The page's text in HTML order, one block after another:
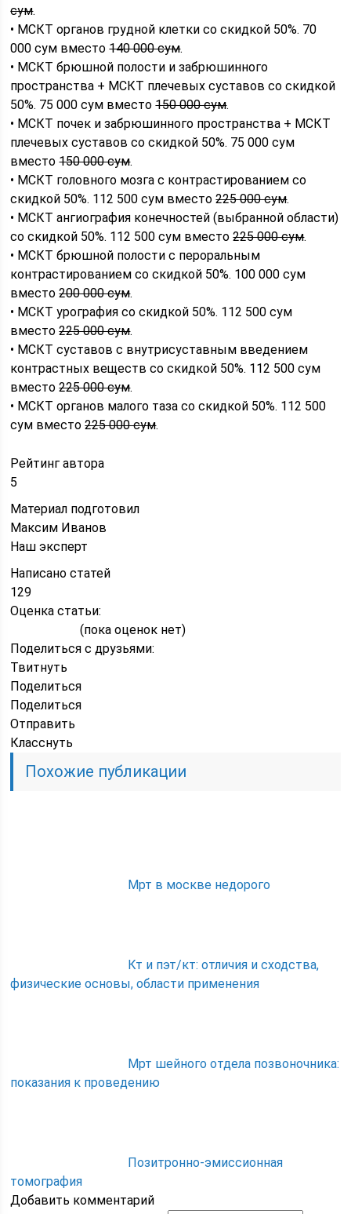
сум.
• МСКТ органов грудной клетки со скидкой 50%. 70
000 сум вместо140 000 сум.
• МСКТ брюшной полости и забрюшинного
пространства + МСКТ плечевых суставов со скидкой
50%. 75 000 сум вместо150 000 сум.
• МСКТ почек и забрюшинного пространства + МСКТ
плечевых суставов со скидкой 50%. 75 000 сум
вместо150 000 сум.
• МСКТ головного мозга с контрастированием со
скидкой 50%. 112 500 сум вместо225 000 сум.
• МСКТ ангиография конечностей (выбранной области)
со скидкой 50%. 112 500 сум вместо225 000 сум.
• МСКТ брюшной полости с пероральным
контрастированием со скидкой 50%. 100 000 сум
вместо200 000 сум.
• МСКТ урография со скидкой 50%. 112 500 сум
вместо225 000 сум.
• МСКТ суставов с внутрисуставным введением
контрастных веществ со скидкой 50%. 112 500 сум
вместо225 000 сум.
• МСКТ органов малого таза со скидкой 50%. 112 500
сум вместо225 000 сум.
Рейтинг автора
5
Материал подготовил
Максим Иванов
Наш эксперт
Написано статей
129
Оценка статьи:
(пока оценок нет)
Поделиться с друзьями:
Твитнуть
Поделиться
Поделиться
Отправить
Класснуть
Похожие публикации
Мрт в москве недорого
Кт и пэт/кт: отличия и сходства,
физические основы, области применения
Мрт шейного отдела позвоночника:
показания к проведению
Позитронно-эмиссионная
томография
Добавить комментарий